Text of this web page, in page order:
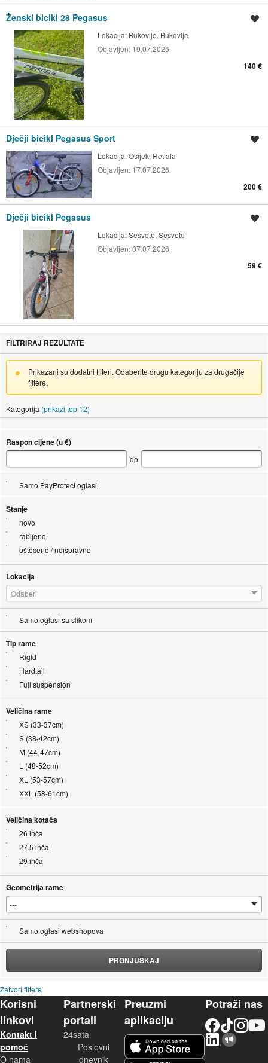
Ženski bicikl 28 Pegasus
Lokacija: Bukovlje, Bukovlje
Objavljen: 19.07.2026.
140 €
Dječji bicikl Pegasus Sport
Lokacija:Osijek, Retfala
Objavljen: 17.07.2026.
200 €
Dječji bicikl Pegasus
Lokacija:Sesvete, Sesvete
Objavljen:07.07.2026.
59 €
FILTRIRAJ REZULTATE
Prikazani su dodatni filteri. Odaberite drugu kategoriju za drugačije
filtere.
Kategorija (prikaži top 12)
Raspon cijene (u €)
do
Samo PayProtect oglasi
Stanje
novo
rabljeno
oštećeno / neispravno
Lokacija
Odaberi
Samo oglasi sa slikom
Tip rame
Rigid
Hardtail
Full suspension
Veličina rame
XS (33-37cm)
S (38-42cm)
M (44-47cm)
L (48-52cm)
XL (53-57cm)
XXL (58-61cm)
Veličina kotača
26 inča
27.5 inča
29 inča
Geometrija rame
Samo oglasi webshopova
PRONJUŠKAJ
Zatvori filtere
Korisni
linkovi
Kontakt i
pomoć
O nama
Partnerski
portali
24sata
Poslovni
dnevnik
Preuzmi
aplikaciju
Potraži nas